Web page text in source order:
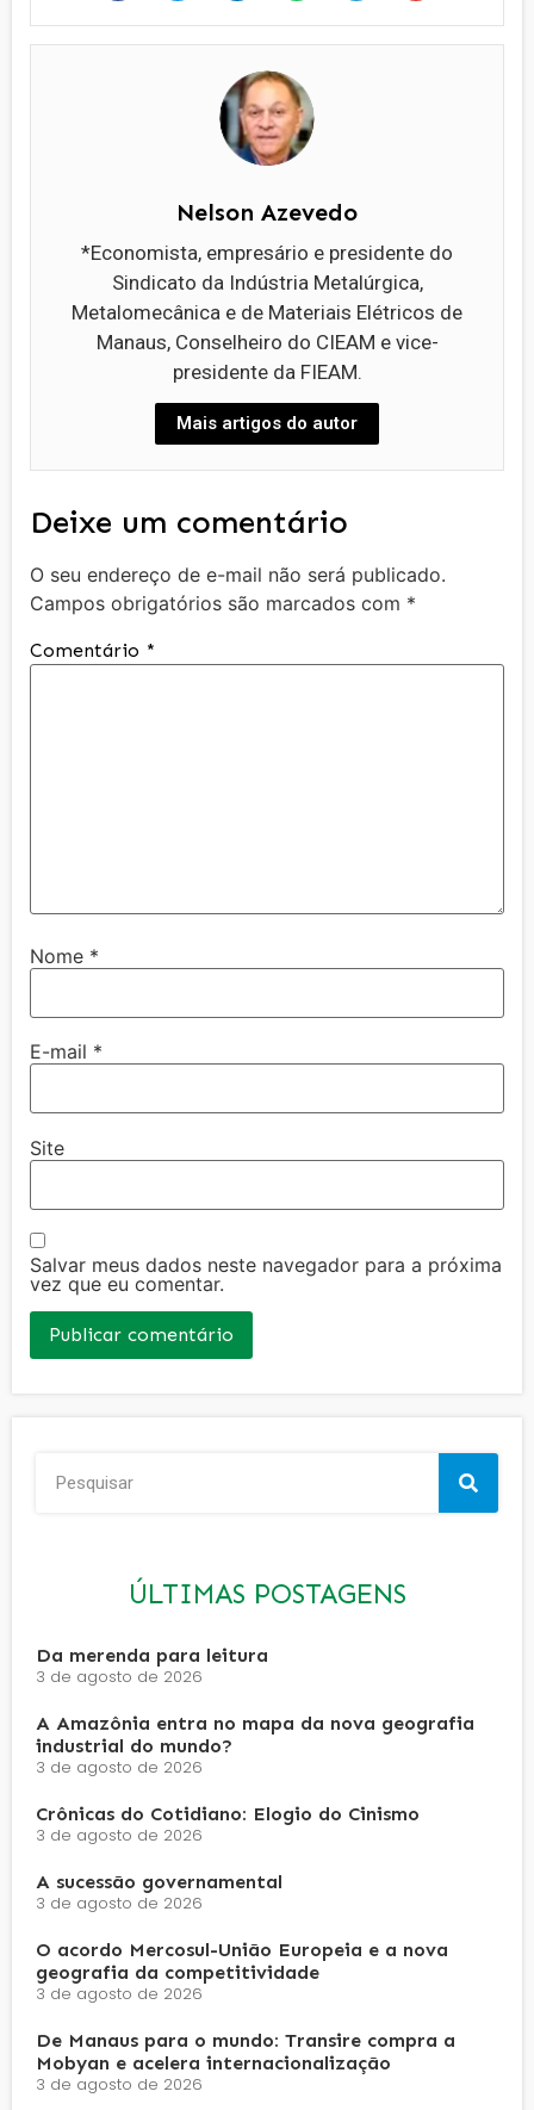
Nelson Azevedo
*Economista, empresário e presidente do
Sindicato da Indústria Metalúrgica,
Metalomecânica e de Materiais Elétricos de
Manaus, Conselheiro do CIEAM e vice-
presidente da FIEAM.
Mais artigos do autor
Deixe um comentário
O seu endereço de e-mail não será publicado.
Campos obrigatórios são marcados com *
Comentário *
Nome *
E-mail *
Site
Salvar meus dados neste navegador para a próxima
vez que eu comentar.
ÚLTIMAS POSTAGENS
Da merenda para leitura
3 de agosto de 2026
A Amazônia entra no mapa da nova geografia
industrial do mundo?
3 de agosto de 2026
Crônicas do Cotidiano: Elogio do Cinismo
3 de agosto de 2026
A sucessão governamental
3 de agosto de 2026
O acordo Mercosul-União Europeia e a nova
geografia da competitividade
3 de agosto de 2026
De Manaus para o mundo: Transire compra a
Mobyan e acelera internacionalização
3 de agosto de 2026